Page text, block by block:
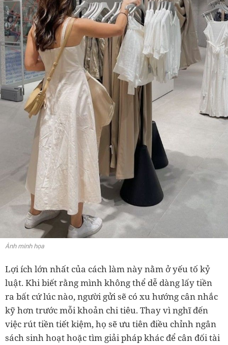
Ảnh minh họa
Lợi ích lớn nhất của cách làm này nằm ở yếu tố kỷ
luật. Khi biết rằng mình không thể dễ dàng lấy tiền
ra bất cứ lúc nào, người gửi sẽ có xu hướng cân nhắc
kỹ hơn trước mỗi khoản chi tiêu. Thay vì nghĩ đến
việc rút tiền tiết kiệm, họ sẽ ưu tiên điều chỉnh ngân
sách sinh hoạt hoặc tìm giải pháp khác để cân đối tài